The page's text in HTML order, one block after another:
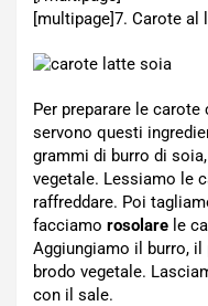
[multipage]7. Carote al
Per preparare le carote
servono questi
grammi di burro di
vegetale. Lessiamo le
raffreddare. Poi
facciamo rosolare le
Aggiungiamo il burro,
brodo vegetale.
con il sale.